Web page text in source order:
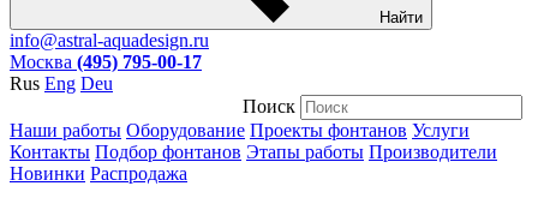
Найти
info@astral-aquadesign.ru
Москва (495) 795-00-17
Rus Eng Deu
Поиск
Наши работы Оборудование Проекты фонтанов Услуги
Контакты Подбор фонтанов Этапы работы Производители
Новинки Распродажа